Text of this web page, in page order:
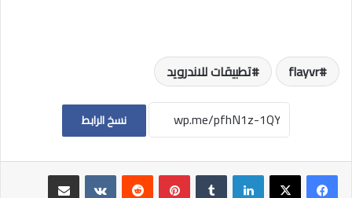
flayvr تطبيقات للاندرويد
نسخ الرابط
لينكدإن بينتيريست
مشاركة عبر البريد